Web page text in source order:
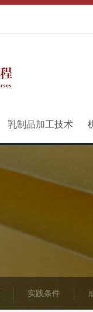
乳制品加工技术
实践条件